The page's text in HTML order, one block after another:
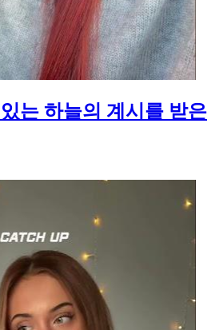
는 하늘의 계시를 받은